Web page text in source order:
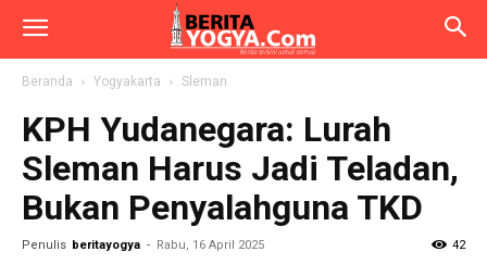
Beranda Yogyakarta Sleman
KPH Yudanegara: Lurah
Sleman Harus Jadi Teladan,
Bukan Penyalahguna TKD
Penulis beritayogya - Rabu, 16 April 2025 42